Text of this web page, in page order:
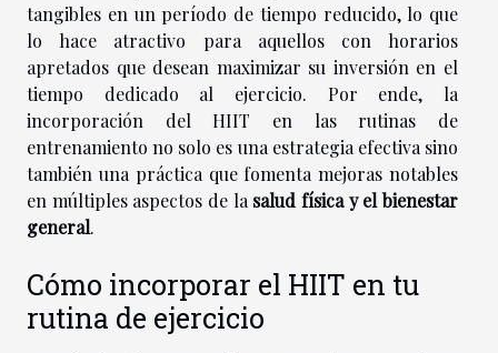
tangibles en un período de tiempo reducido, lo que
lo hace atractivo para aquellos con horarios
apretados que desean maximizar su inversión en el
tiempo dedicado al ejercicio. Por ende, la
incorporación del HIIT en las rutinas de
entrenamiento no solo es una estrategia efectiva sino
también una práctica que fomenta mejoras notables
en múltiples aspectos de la salud física y el bienestar
general.
Cómo incorporar el HIIT en tu
rutina de ejercicio